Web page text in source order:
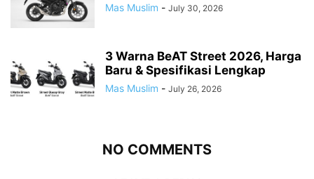
Mas Muslim - July 30, 2026
3 Warna BeAT Street 2026, Harga
Baru & Spesifikasi Lengkap
Mas Muslim - July 26, 2026
NO COMMENTS